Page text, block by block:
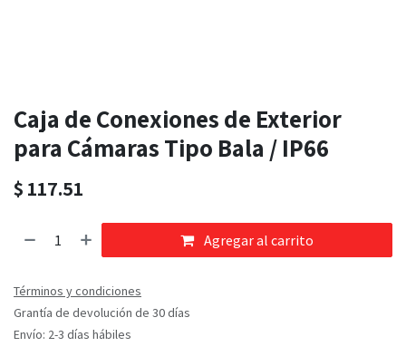
Caja de Conexiones de Exterior
para Cámaras Tipo Bala / IP66
$ 117.51
Agregar al carrito
Términos y condiciones
Grantía de devolución de 30 días
Envío: 2-3 días hábiles